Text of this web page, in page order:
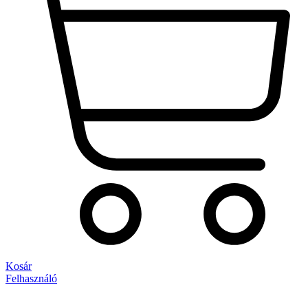
Kosár
Felhasználó